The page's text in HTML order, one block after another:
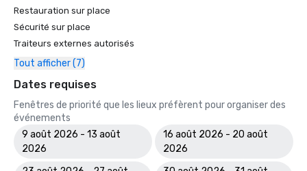
Restauration sur place
Sécurité sur place
Traiteurs externes autorisés
Tout afficher (7)
Dates requises
Fenêtres de priorité que les lieux préfèrent pour organiser des
événements
9 août 2026 - 13 août
2026
16 août 2026 - 20 août
2026